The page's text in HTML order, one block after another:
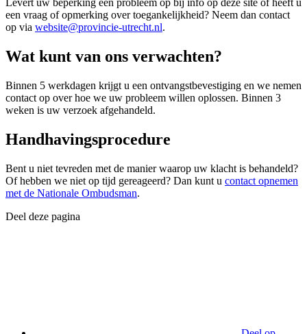
Levert uw beperking een probleem op bij info op deze site of heeft u
een vraag of opmerking over toegankelijkheid? Neem dan contact
op via website@provincie-utrecht.nl.
Wat kunt van ons verwachten?
Binnen 5 werkdagen krijgt u een ontvangstbevestiging en we nemen
contact op over hoe we uw probleem willen oplossen. Binnen 3
weken is uw verzoek afgehandeld.
Handhavingsprocedure
Bent u niet tevreden met de manier waarop uw klacht is behandeld?
Of hebben we niet op tijd gereageerd? Dan kunt u contact opnemen
met de Nationale Ombudsman.
Deel deze pagina